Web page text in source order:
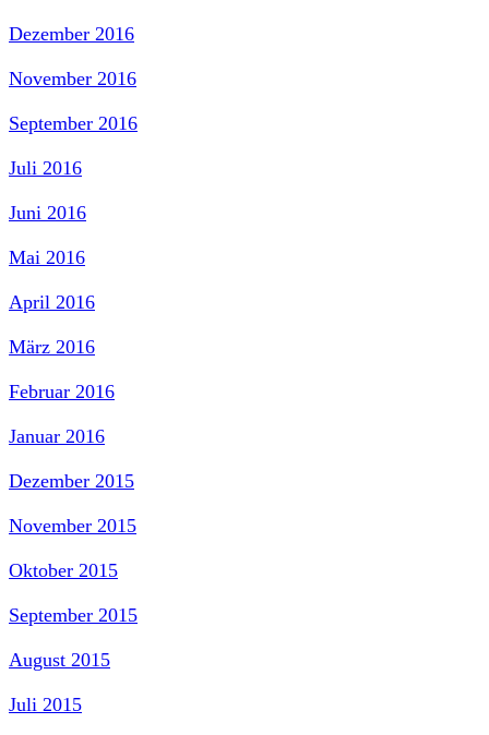
Dezember 2016
November 2016
September 2016
Juli 2016
Juni 2016
Mai 2016
April 2016
März 2016
Februar 2016
Januar 2016
Dezember 2015
November 2015
Oktober 2015
September 2015
August 2015
Juli 2015